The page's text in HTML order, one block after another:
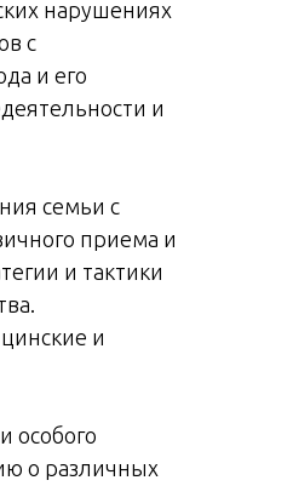
нарушениях
с
и его
и
семьи с
приема и
и тактики
и
особого
о различных